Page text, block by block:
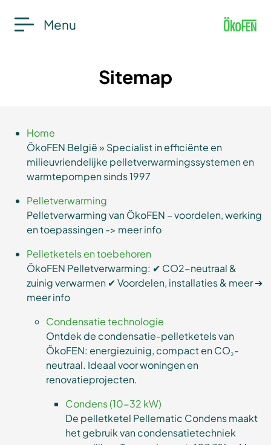
Menu
Sitemap
Home
ÖkoFEN België » Specialist in efficiënte en
milieuvriendelijke pelletverwarmingssystemen en
warmtepompen sinds 1997
Pelletverwarming
Pelletverwarming van ÖkoFEN – voordelen, werking
en toepassingen -> meer info
Pelletketels en toebehoren
ÖkoFEN Pelletverwarming: ✔ CO2-neutraal &
zuinig verwarmen ✔ Voordelen, installaties & meer ➔
meer info
Condensatie technologie
Ontdek de condensatie-pelletketels van
ÖkoFEN: energiezuinig, compact en CO₂-
neutraal. Ideaal voor woningen en
renovatieprojecten.
Condens (10-32 kW)
De pelletketel Pellematic Condens maakt
het gebruik van condensatietechniek